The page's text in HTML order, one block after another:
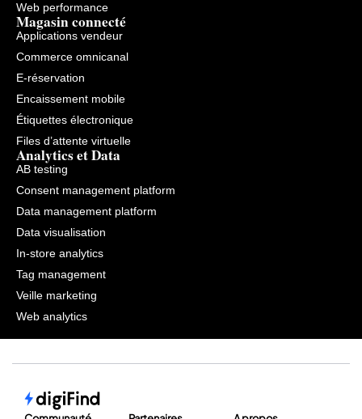
Web performance
Magasin connecté
Applications vendeur
Commerce omnicanal
E-réservation
Encaissement mobile
Étiquettes électronique
Files d’attente virtuelle
Analytics et Data
AB testing
Consent management platform
Data management platform
Data visualisation
In-store analytics
Tag management
Veille marketing
Web analytics